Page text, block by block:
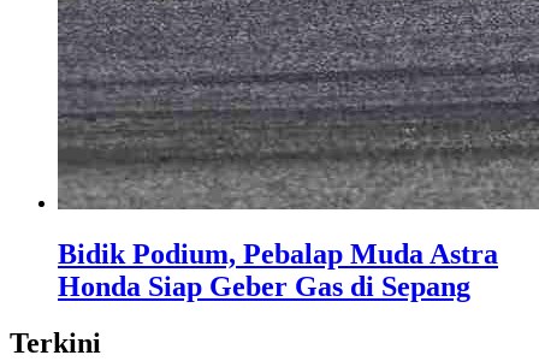
Bidik Podium, Pebalap Muda Astra
Honda Siap Geber Gas di Sepang
Terkini